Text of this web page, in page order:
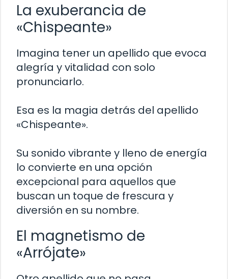
La exuberancia de
«Chispeante»
Imagina tener un apellido que evoca
alegría y vitalidad con solo
pronunciarlo.
Esa es la magia detrás del apellido
«Chispeante».
Su sonido vibrante y lleno de energía
lo convierte en una opción
excepcional para aquellos que
buscan un toque de frescura y
diversión en su nombre.
El magnetismo de
«Arrójate»